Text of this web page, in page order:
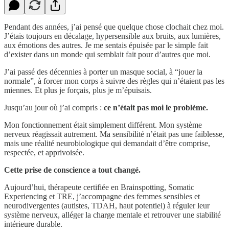
Pendant des années, j’ai pensé que quelque chose clochait chez moi.
J’étais toujours en décalage, hypersensible aux bruits, aux lumières,
aux émotions des autres. Je me sentais épuisée par le simple fait
d’exister dans un monde qui semblait fait pour d’autres que moi.
J’ai passé des décennies à porter un masque social, à “jouer la
normale”, à forcer mon corps à suivre des règles qui n’étaient pas les
miennes. Et plus je forçais, plus je m’épuisais.
Jusqu’au jour où j’ai compris : ce n’était pas moi le problème.
Mon fonctionnement était simplement différent. Mon système
nerveux réagissait autrement. Ma sensibilité n’était pas une faiblesse,
mais une réalité neurobiologique qui demandait d’être comprise,
respectée, et apprivoisée.
Cette prise de conscience a tout changé.
Aujourd’hui, thérapeute certifiée en Brainspotting, Somatic
Experiencing et TRE, j’accompagne des femmes sensibles et
neurodivergentes (autistes, TDAH, haut potentiel) à réguler leur
système nerveux, alléger la charge mentale et retrouver une stabilité
intérieure durable.